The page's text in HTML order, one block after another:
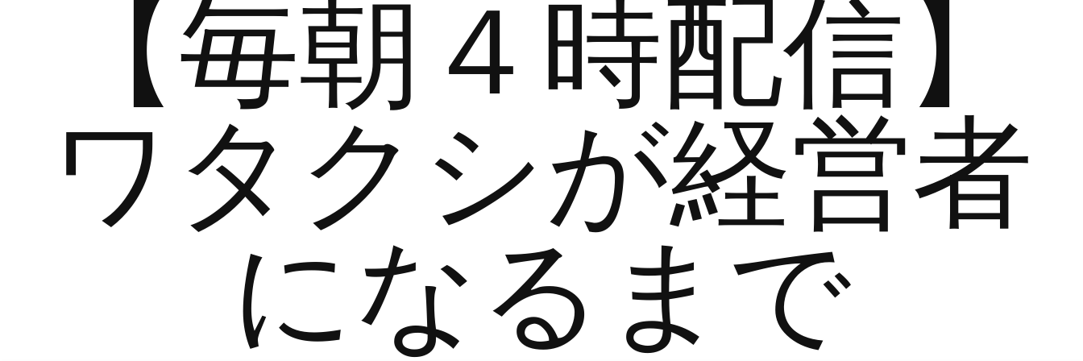
【毎朝４時配信】
ワタクシが経営者
になるまで